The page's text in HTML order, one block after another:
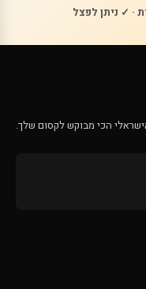
הכי מבוקש לקסום שלך.